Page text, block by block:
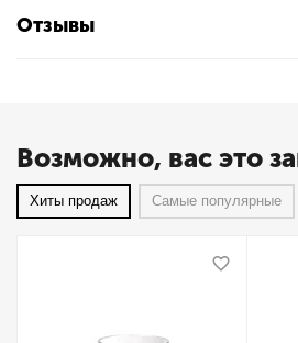
Отзывы
Возможно, вас это
Хиты продаж Самые популярные